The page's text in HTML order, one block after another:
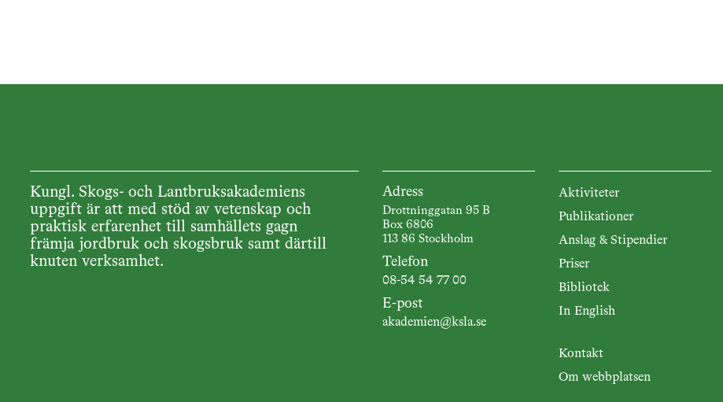
Kungl. Skogs- och Lantbruksakademiens
uppgift är att med stöd av vetenskap och
praktisk erfarenhet till samhällets gagn
främja jordbruk och skogsbruk samt därtill
knuten verksamhet.
Adress
Drottninggatan 95 B
Box 6806
113 86 Stockholm
Telefon
08-54 54 77 00
E-post
akademien@ksla.se
Aktiviteter
Publikationer
Anslag & Stipendier
Priser
Bibliotek
In English
Kontakt
Om webbplatsen